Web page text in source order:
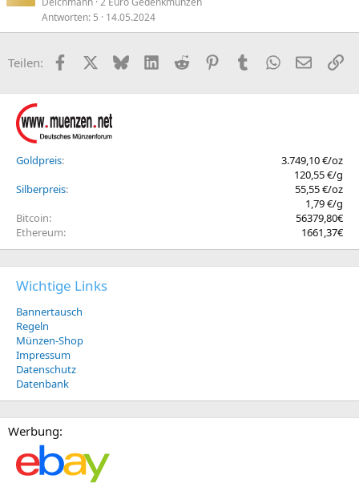
Antworten 5 14.05.2024
Teilen: FacebookX (Twitter)
BlueskyLinkedIn
Reddit PinterestTumblr WhatsApp
E-Mail
Goldpreis
3.749,10 €/oz
120,55 €/g
Silberpreis
55,55 €/oz
1,79 €/g
Bitcoin
56379,80€
Ethereum
1661,37€
Wichtige Links
Bannertausch
Regeln
Münzen-Shop
Impressum
Datenschutz
Datenbank
Werbung: